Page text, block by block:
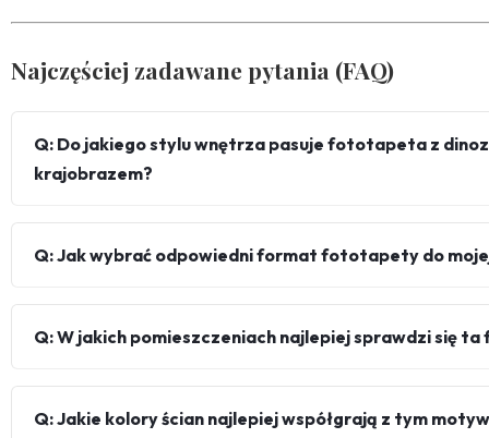
Najczęściej zadawane pytania (FAQ)
Q: Do jakiego stylu wnętrza pasuje fototapeta z
krajobrazem?
Q: Jak wybrać odpowiedni format fototapety do
Q: W jakich pomieszczeniach najlepiej sprawdzi się
Q: Jakie kolory ścian najlepiej współgrają z tym